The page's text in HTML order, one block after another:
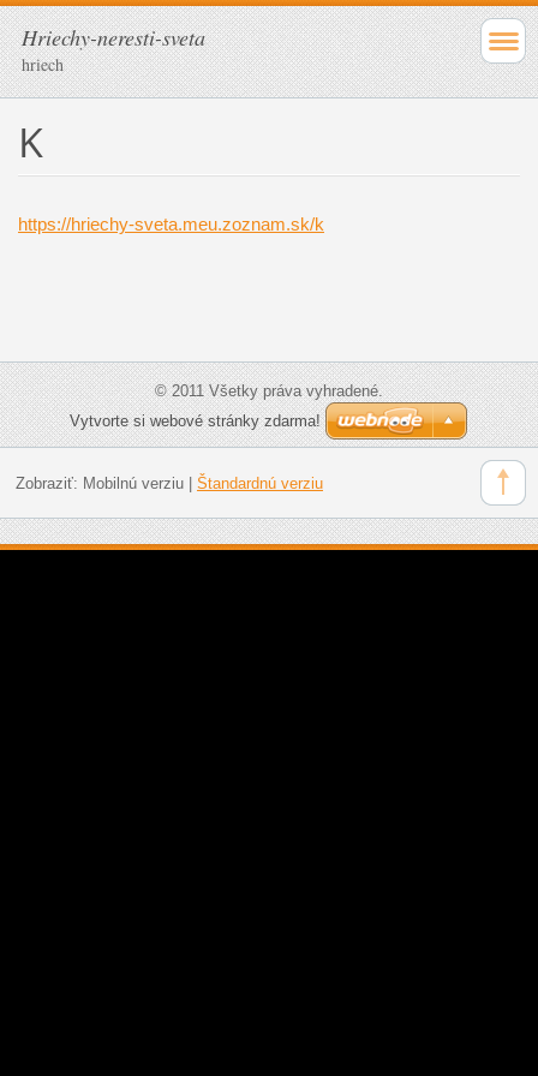
Hriechy-neresti-sveta
hriech
K
https://hriechy-sveta.meu.zoznam.sk/k
© 2011 Všetky práva vyhradené.
Vytvorte si webové stránky zdarma!
Zobraziť: Mobilnú verziu| Štandardnú verziu